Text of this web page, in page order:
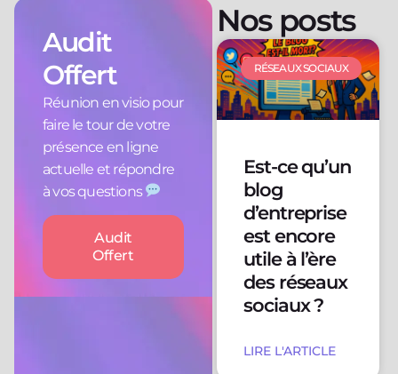
Audit
Offert
Réunion en visio pour
faire le tour de votre
présence en ligne
actuelle et répondre
à vos questions
Audit
Offert
Nos posts
RÉSEAUX SOCIAUX
Est-ce qu’un
blog
d’entreprise
est encore
utile à l’ère
des réseaux
sociaux ?
LIRE L'ARTICLE